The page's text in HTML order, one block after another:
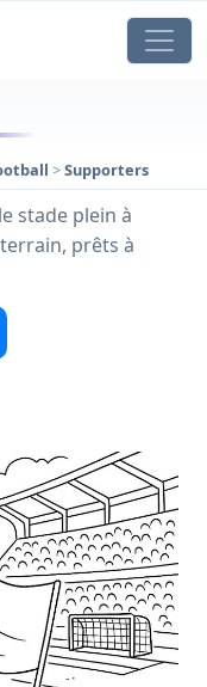
>Supporters
stade plein à
prêts à